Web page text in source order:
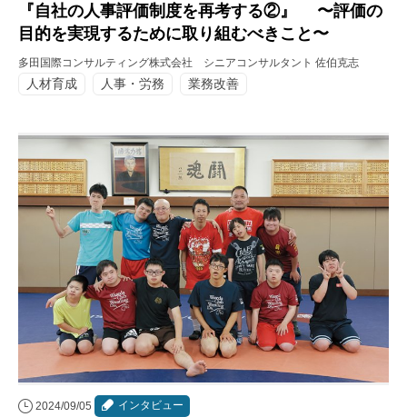
『自社の人事評価制度を再考する②』 〜評価の
目的を実現するために取り組むべきこと〜
多田国際コンサルティング株式会社 シニアコンサルタント 佐伯克志
人材育成 人事・労務 業務改善
2024/09/05 インタビュー